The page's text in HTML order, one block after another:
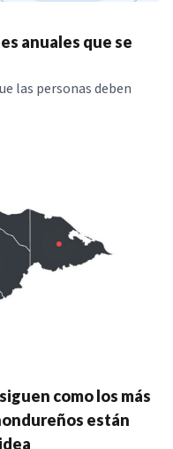
anuales que se
las personas deben
como los más
están